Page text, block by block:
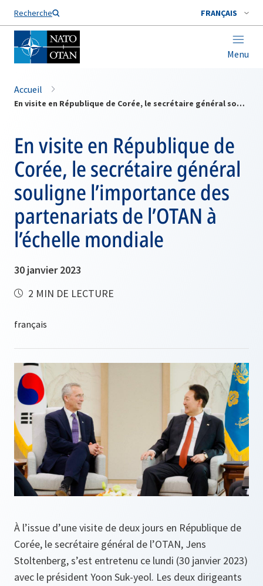
Recherche FRANÇAIS
Menu
Nom de famille*
Accueil
En visite en République de Corée, le secrétaire général souligne l’importance des partenariats de l’OTAN à l’échelle mondiale
En visite en République de
Corée, le secrétaire général
souligne l’importance des
partenariats de l’OTAN à
l’échelle mondiale
30 janvier 2023
2 MIN DE LECTURE
À l’issue d’une visite de deux jours en République de
Corée, le secrétaire général de l’OTAN, Jens
Stoltenberg, s’est entretenu ce lundi (30 janvier 2023)
avec le président Yoon Suk-yeol. Les deux dirigeants